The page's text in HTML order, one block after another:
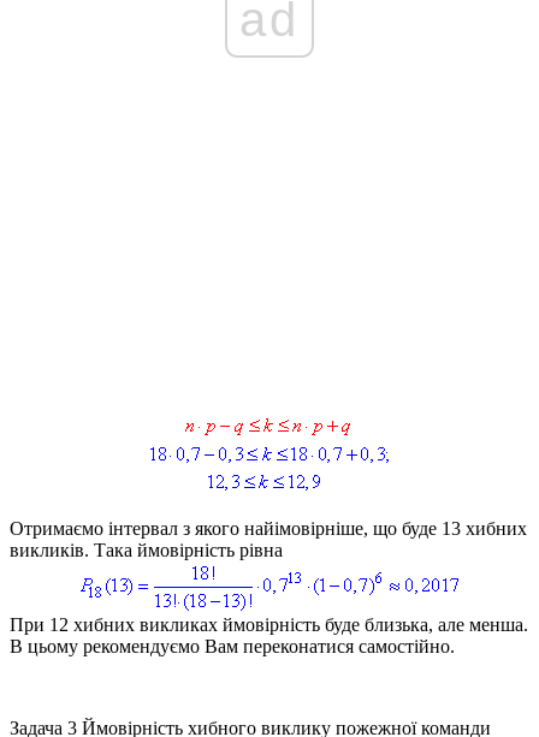
ad
Отримаємо інтервал з якого найімовірніше, що буде 13 хибних
викликів. Така ймовірність рівна
При 12 хибних викликах ймовірність буде близька, але менша.
В цьому рекомендуємо Вам переконатися самостійно.
Задача 3 Ймовірність хибного виклику пожежної команди